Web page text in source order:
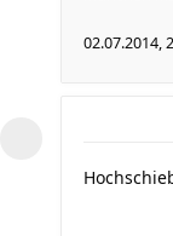
02.07.2014,